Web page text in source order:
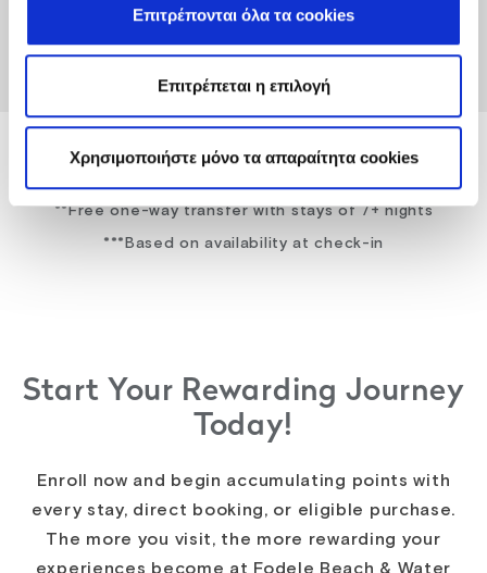
Επιτρέπονται όλα τα cookies
Επιτρέπεται η επιλογή
Χρησιμοποιήστε μόνο τα απαραίτητα cookies
**Free one-way transfer with stays of 7+ nights
***Based on availability at check-in
Start Your Rewarding Journey
Today!
Enroll now and begin accumulating points with
every stay, direct booking, or eligible purchase.
The more you visit, the more rewarding your
experiences become at Fodele Beach & Water